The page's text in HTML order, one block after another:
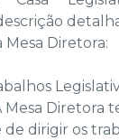
Diretora:
Mesa Diretora
de dirigir os